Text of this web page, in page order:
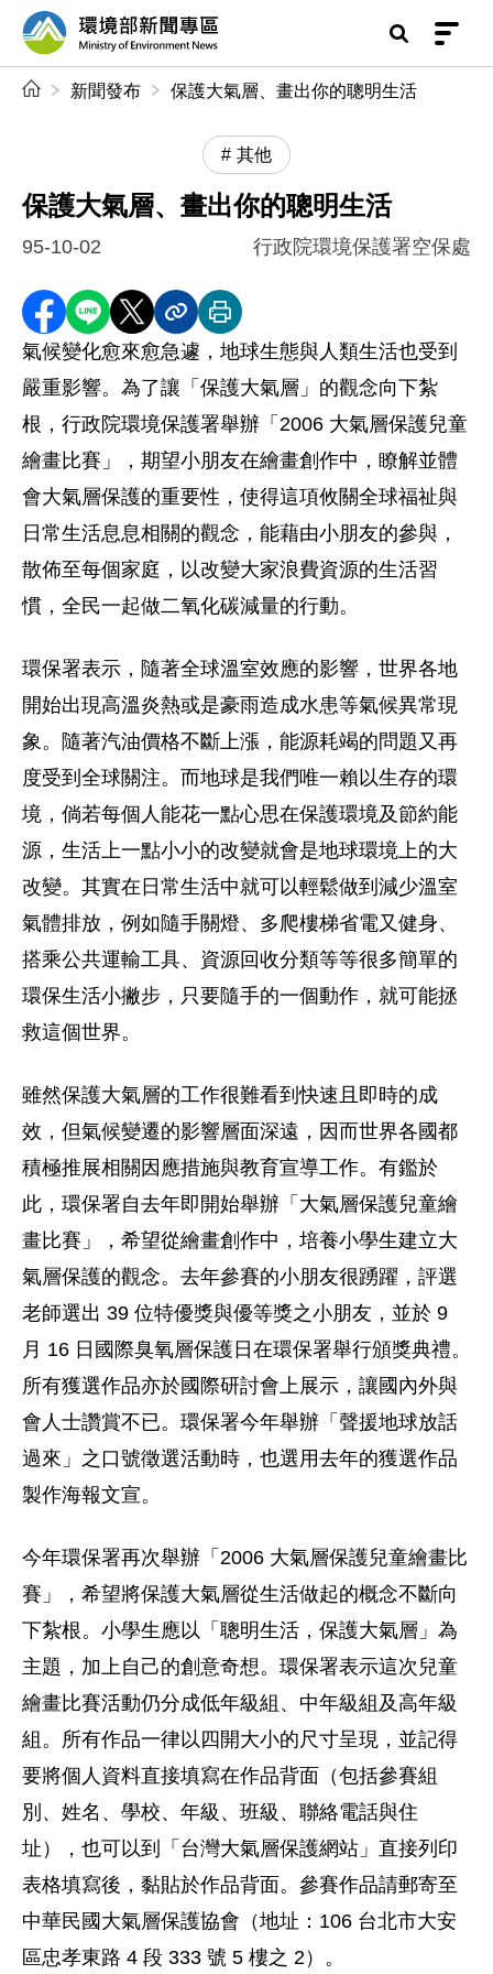
前往中央內容區塊
環境部新聞專區
新聞發布 保護大氣層、畫出你的聰明生活
其他
保護大氣層、畫出你的聰明生活
95-10-02 行政院環境保護署空保處
分享至 Facebook
分享到 LINE
分享到 X分享內容連結
列印本頁
氣候變化愈來愈急遽，地球生態與人類生活也受到
嚴重影響。為了讓「保護大氣層」的觀念向下紮
根，行政院環境保護署舉辦「2006 大氣層保護兒童
繪畫比賽」，期望小朋友在繪畫創作中，瞭解並體
會大氣層保護的重要性，使得這項攸關全球福祉與
日常生活息息相關的觀念，能藉由小朋友的參與，
散佈至每個家庭，以改變大家浪費資源的生活習
慣，全民一起做二氧化碳減量的行動。
環保署表示，隨著全球溫室效應的影響，世界各地
開始出現高溫炎熱或是豪雨造成水患等氣候異常現
象。隨著汽油價格不斷上漲，能源耗竭的問題又再
度受到全球關注。而地球是我們唯一賴以生存的環
境，倘若每個人能花一點心思在保護環境及節約能
源，生活上一點小小的改變就會是地球環境上的大
改變。其實在日常生活中就可以輕鬆做到減少溫室
氣體排放，例如隨手關燈、多爬樓梯省電又健身、
搭乘公共運輸工具、資源回收分類等等很多簡單的
環保生活小撇步，只要隨手的一個動作，就可能拯
救這個世界。
雖然保護大氣層的工作很難看到快速且即時的成
效，但氣候變遷的影響層面深遠，因而世界各國都
積極推展相關因應措施與教育宣導工作。有鑑於
此，環保署自去年即開始舉辦「大氣層保護兒童繪
畫比賽」，希望從繪畫創作中，培養小學生建立大
氣層保護的觀念。去年參賽的小朋友很踴躍，評選
老師選出 39 位特優獎與優等獎之小朋友，並於 9
月 16 日國際臭氧層保護日在環保署舉行頒獎典禮。
所有獲選作品亦於國際研討會上展示，讓國內外與
會人士讚賞不已。環保署今年舉辦「聲援地球放話
過來」之口號徵選活動時，也選用去年的獲選作品
製作海報文宣。
今年環保署再次舉辦「2006 大氣層保護兒童繪畫比
賽」，希望將保護大氣層從生活做起的概念不斷向
下紮根。小學生應以「聰明生活，保護大氣層」為
主題，加上自己的創意奇想。環保署表示這次兒童
繪畫比賽活動仍分成低年級組、中年級組及高年級
組。所有作品一律以四開大小的尺寸呈現，並記得
要將個人資料直接填寫在作品背面（包括參賽組
別、姓名、學校、年級、班級、聯絡電話與住
址），也可以到「台灣大氣層保護網站」直接列印
表格填寫後，黏貼於作品背面。參賽作品請郵寄至
中華民國大氣層保護協會（地址：106 台北市大安
區忠孝東路 4 段 333 號 5 樓之 2）。